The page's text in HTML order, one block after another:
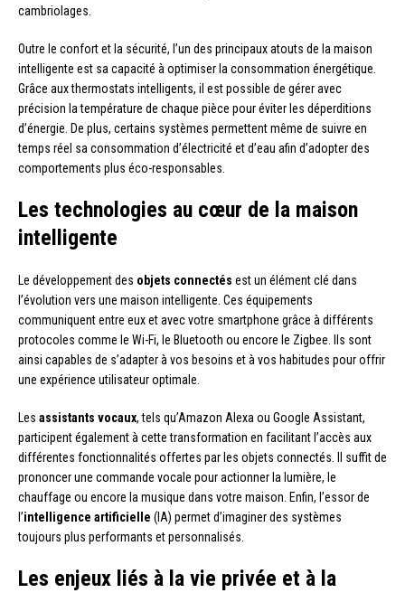
cambriolages.
Outre le confort et la sécurité, l’un des principaux atouts de la maison
intelligente est sa capacité à optimiser la consommation énergétique.
Grâce aux thermostats intelligents, il est possible de gérer avec
précision la température de chaque pièce pour éviter les déperditions
d’énergie. De plus, certains systèmes permettent même de suivre en
temps réel sa consommation d’électricité et d’eau afin d’adopter des
comportements plus éco-responsables.
Les technologies au cœur de la maison
intelligente
Le développement des objets connectés est un élément clé dans
l’évolution vers une maison intelligente. Ces équipements
communiquent entre eux et avec votre smartphone grâce à différents
protocoles comme le Wi-Fi, le Bluetooth ou encore le Zigbee. Ils sont
ainsi capables de s’adapter à vos besoins et à vos habitudes pour offrir
une expérience utilisateur optimale.
Les assistants vocaux, tels qu’Amazon Alexa ou Google Assistant,
participent également à cette transformation en facilitant l’accès aux
différentes fonctionnalités offertes par les objets connectés. Il suffit de
prononcer une commande vocale pour actionner la lumière, le
chauffage ou encore la musique dans votre maison. Enfin, l’essor de
l’intelligence artificielle (IA) permet d’imaginer des systèmes
toujours plus performants et personnalisés.
Les enjeux liés à la vie privée et à la